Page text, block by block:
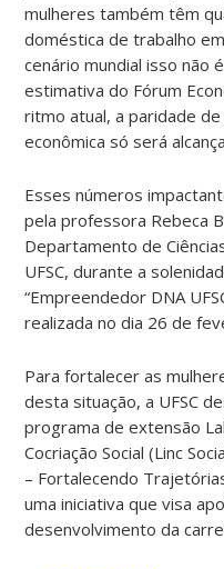
mulheres também têm
doméstica de trabalho
cenário mundial isso não
estimativa do Fórum
ritmo atual, a paridade
econômica só será
Esses números
pela professora Rebeca
Departamento de
UFSC, durante a
“Empreendedor DNA
realizada no dia 26 de
Para fortalecer as
desta situação, a UFSC
programa de extensão
Cocriação Social (Linc
– Fortalecendo
uma iniciativa que visa
desenvolvimento da